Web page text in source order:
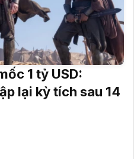
1 tỷ USD:
lại kỳ tích sau 14